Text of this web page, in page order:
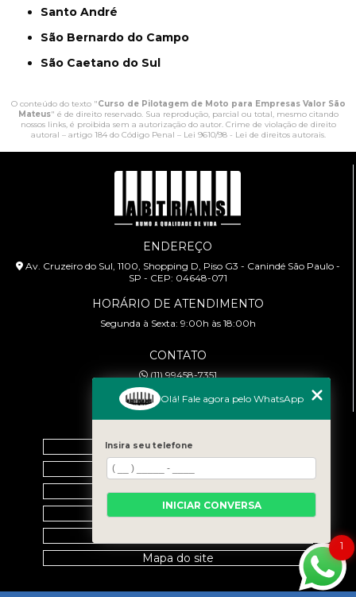
Santo André
São Bernardo do Campo
São Caetano do Sul
O conteúdo do texto "Curso de Pilotagem de Moto para Empresas Valor São
Mateus" é de direito reservado. Sua reprodução, parcial ou total, mesmo citando
nossos links, é proibida sem a autorização do autor. Crime de violação de direito
autoral – artigo 184 do Código Penal – Lei 9610/98 - Lei de direitos autorais.
ENDEREÇO
Av. Cruzeiro do Sul, 1100, Shopping D, Piso G3 - Canindé São Paulo -
SP - CEP: 04648-071
HORÁRIO DE ATENDIMENTO
Segunda à Sexta: 9:00h às 18:00h
CONTATO
(11) 99458-7351
cursoabtrans@gmail.com
Home
Empresa
Galeria
Contato
Mapa do site
1
Olá! Fale agora pelo WhatsApp
Insira seu telefone
INICIAR CONVERSA